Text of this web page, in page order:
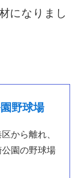
になりまし
野球場
から離れ、
園の野球場